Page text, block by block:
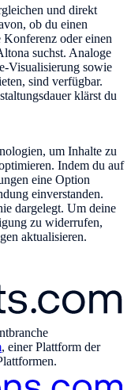
und direkt
ob du einen
oder einen
suchst. Analoge
Visualisierung sowie
sind verfügbar.
klärst du
um Inhalte zu
Indem du auf
eine Option
einverstanden.
dargelegt. Um deine
zu widerrufen,
aktualisieren.
, einer Plattform der